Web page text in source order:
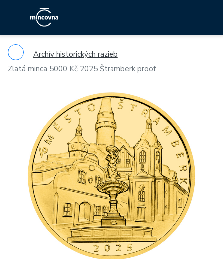
Archív historických razieb
Zlatá minca 5000 Kč 2025 Štramberk proof
Previous